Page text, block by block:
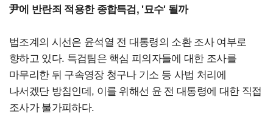
尹에 반란죄 적용한 종합특검, '묘수' 될까
법조계의 시선은 윤석열 전 대통령의 소환 조사 여부로
향하고 있다. 특검팀은 핵심 피의자들에 대한 조사를
마무리한 뒤 구속영장 청구나 기소 등 사법 처리에
나서겠단 방침인데, 이를 위해선 윤 전 대통령에 대한 직접
조사가 불가피하다.